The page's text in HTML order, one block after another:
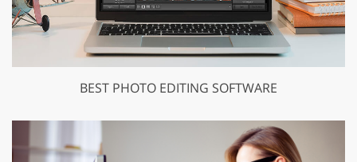
BEST PHOTO EDITING SOFTWARE